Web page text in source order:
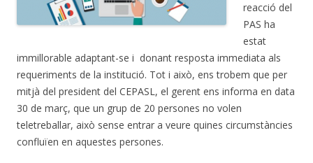
reacció del
PAS ha
estat
immillorable adaptant-se i donant resposta immediata als
requeriments de la institució. Tot i això, ens trobem que per
mitjà del president del CEPASL, el gerent ens informa en data
30 de març, que un grup de 20 persones no volen
teletreballar, això sense entrar a veure quines circumstàncies
confluïen en aquestes persones.